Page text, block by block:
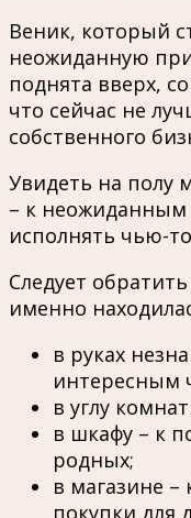
Веник, который
неожиданную
поднята вверх,
что сейчас не
собственного
Увидеть на полу
– к неожиданным
исполнять чью-
Следует
именно
в руках
интересным
в углу
в шкафу – к
родных;
в магазине
покупки для